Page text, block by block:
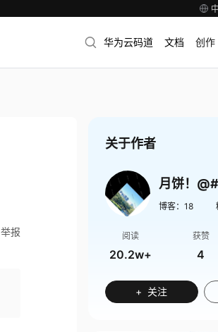
华为云码道 文档 创作
举报
关于作者
月饼！
博客： 18
阅读
20.2w+
获赞
4
+ 关注